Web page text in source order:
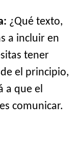
¿Qué texto,
a incluir en
tener
el principio,
a que el
comunicar.